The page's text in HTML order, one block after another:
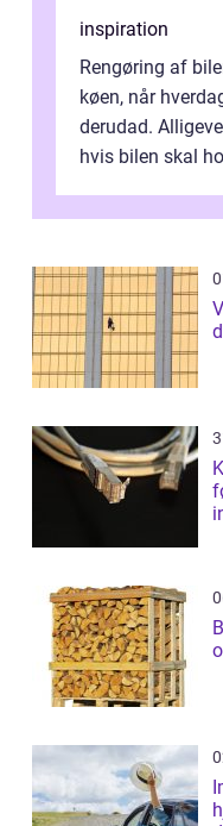
inspiration
Rengøring af
køen, når
derudad.
hvis bilen skal